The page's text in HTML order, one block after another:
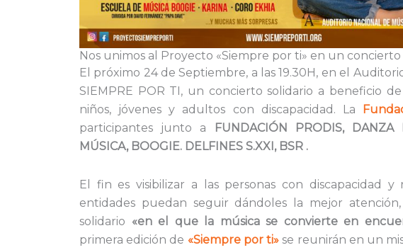
Nos unimos al Proyecto «Siempre por ti» en un
El próximo 24 de Septiembre, a las 19.30H, en el
SIEMPRE POR TI, un concierto solidario a beneficio
niños, jóvenes y adultos con discapacidad. La
participantes junto a
FUNDACIÓN PRODIS, DANZA
MÚSICA, BOOGIE. DELFINES S.XXI, BSR .
El fin es visibilizar a las personas con discapacidad
entidades puedan seguir dándoles la mejor
solidario «en el que la música se convierte en
primera edición de «Siempre por ti» se reunirán en un